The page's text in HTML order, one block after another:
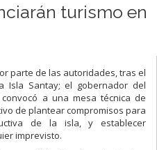
turismo en
parte de las autoridades, tras el
Isla Santay; el gobernador del
convocó a una mesa técnica de
de plantear compromisos para
de la isla, y establecer
imprevisto.